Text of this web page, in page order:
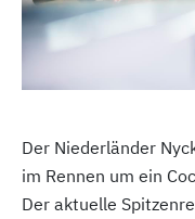
Der Niederländer
im Rennen um ein
Der aktuelle